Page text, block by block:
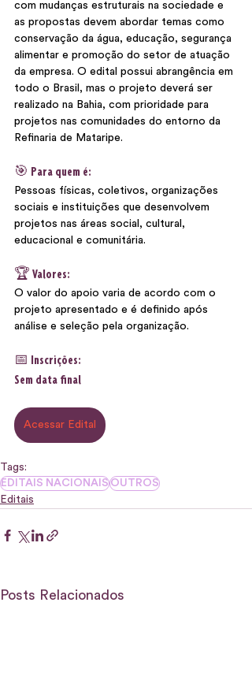
com mudanças estruturais na sociedade e
as propostas devem abordar temas como
conservação da água, educação, segurança
alimentar e promoção do setor de atuação
da empresa. O edital possui abrangência em
todo o Brasil, mas o projeto deverá ser
realizado na Bahia, com prioridade para
projetos nas comunidades do entorno da
Refinaria de Mataripe.
🎯 Para quem é:
Pessoas físicas, coletivos, organizações
sociais e instituições que desenvolvem
projetos nas áreas social, cultural,
educacional e comunitária.
🏆 Valores:
O valor do apoio varia de acordo com o
projeto apresentado e é definido após
análise e seleção pela organização.
📅 Inscrições:
Sem data final
Acessar Edital
Tags:
EDITAIS NACIONAISOUTROS
Editais
Posts Relacionados